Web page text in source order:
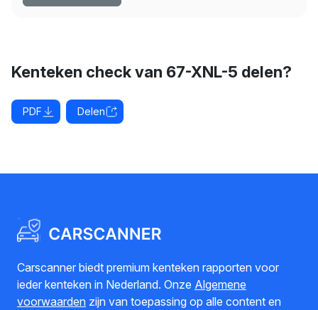
Kenteken check van 67-XNL-5 delen?
PDF Delen
Carscanner biedt premium kenteken rapporten voor
ieder kenteken in Nederland. Onze Algemene
voorwaarden zijn van toepassing op alle content en